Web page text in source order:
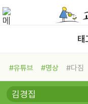
태
#유튜브 #명상 #다짐
#비전캠프
#독서캠프